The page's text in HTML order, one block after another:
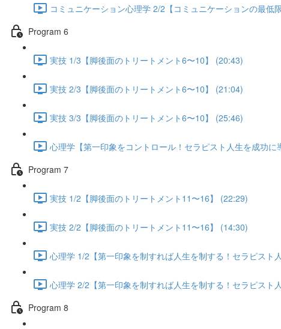
コミュニケーション心理学 2/2【コミュニケーションの最低
Program 6
実技 1/3【脚後面のトリートメント6〜10】 (20:43)
実技 2/3【脚後面のトリートメント6〜10】 (21:04)
実技 3/3【脚後面のトリートメント6〜10】 (25:46)
心理学【第一印象をコントロール！セラピスト人生を成功
Program 7
実技 1/2【脚後面のトリートメント11〜16】 (22:29)
実技 2/2【脚後面のトリートメント11〜16】 (14:30)
心理学 1/2【第一印象を制すれば人生を制する！セラピスト
心理学 2/2【第一印象を制すれば人生を制する！セラピスト
Program 8